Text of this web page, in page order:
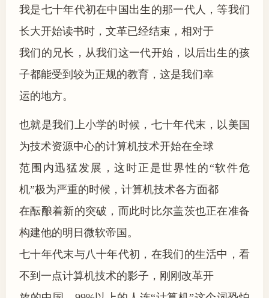
我是七十年代初在中国出生的那一代人，等我们
长大开始读书时，文革已经结束，相对于
我们的兄长，从我们这一代开始，以后出生的孩
子都能受到较为正规的教育，这是我们幸
运的地方。
也就是我们上小学的时候，七十年代末，以美国
为技术资源中心的计算机技术开始在全球
范围内迅猛发展，这时正是世界性的“软件危
机”极为严重的时候，计算机技术各方面都
在酝酿着新的突破，而此时比尔盖茨也正在准备
构建他的明日微软帝国。
七十年代末与八十年代初，在我们的生活中，看
不到一点计算机技术的影子，刚刚改革开